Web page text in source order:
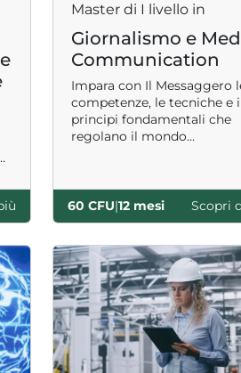
Master di I livello in
Giornalismo e
Communication
Impara con Il Messaggero
competenze, le tecniche e i
principi fondamentali che
regolano il mondo
60 CFU|12 mesi Scopri